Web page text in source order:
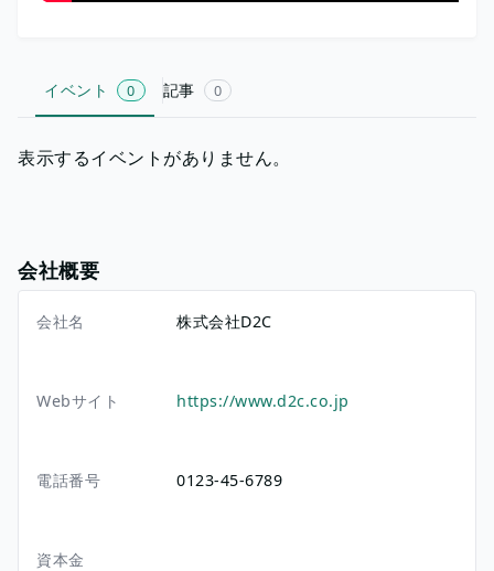
イベント 0 記事 0
表示するイベントがありません。
会社概要
会社名 株式会社D2C
Webサイト https://www.d2c.co.jp
電話番号 0123-45-6789
資本金